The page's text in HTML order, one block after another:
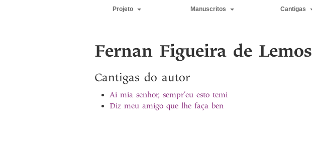
Projeto Manuscritos Cantigas
Fernan Figueira de Lemos
Cantigas do autor
Ai mia senhor, sempr’eu esto temi
Diz meu amigo que lhe faça ben